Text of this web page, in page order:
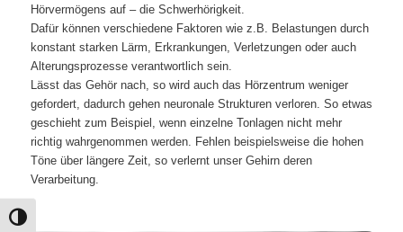
Umschalten auf hohe Kontraste
Hörvermögens auf – die Schwerhörigkeit.
Dafür können verschiedene Faktoren wie z.B. Belastungen durch
konstant starken Lärm, Erkrankungen, Verletzungen oder auch
Alterungsprozesse verantwortlich sein.
Lässt das Gehör nach, so wird auch das Hörzentrum weniger
gefordert, dadurch gehen neuronale Strukturen verloren. So etwas
geschieht zum Beispiel, wenn einzelne Tonlagen nicht mehr
richtig wahrgenommen werden. Fehlen beispielsweise die hohen
Töne über längere Zeit, so verlernt unser Gehirn deren
Verarbeitung.